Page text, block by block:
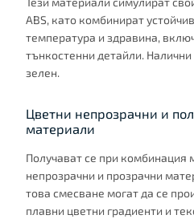
ABS, като комбинират
температура и здравина,
тънкостенни детайли. Налични
зелен.
Цветни непрозрачни и
материали
Получават се при комбинация
непрозрачни и прозрачни
това смесване могат да се
плавни цветни градиенти и